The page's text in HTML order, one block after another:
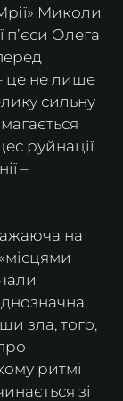
Миколи
пʼєси Олега
це не лише
сильну
руйнації
–
на
зла, того,
ритмі
зі